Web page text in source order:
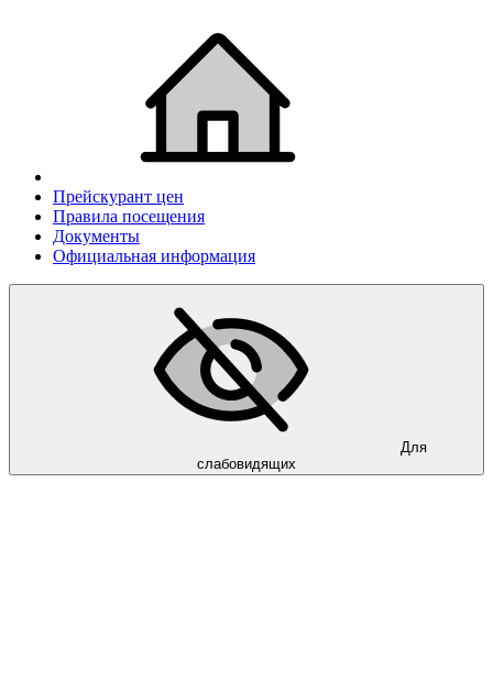
Прейскурант цен
Правила посещения
Документы
Официальная информация
Для
слабовидящих